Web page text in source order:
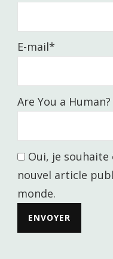
E-mail*
Are You a Human?
Oui, je
nouvel article
monde.